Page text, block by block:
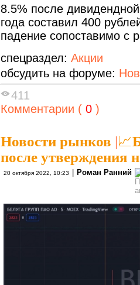
8.5% после
года составил 400
падение сопоставимо с
спецраздел: Акции
обсудить на форуме:
411
Комментарии ( 0 )
Новости рынков |
после утверждения
20 октября 2022, 10:23 Роман Ранний